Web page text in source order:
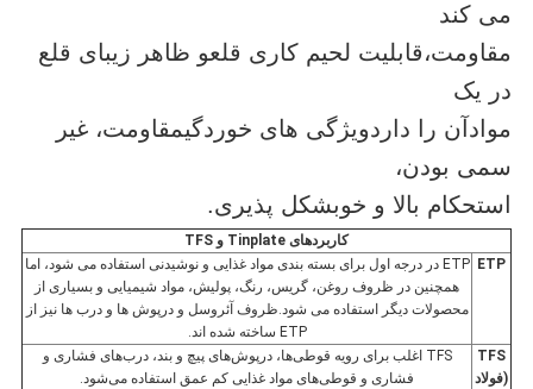
می کند
مقاومت،قابلیت لحیم کاری قلعو ظاهر زیبای قلع
در یک
موادآن را داردویژگی های خوردگیمقاومت، غیر
سمی بودن،
استحکام بالا و خوبشکل پذیری.
کاربردهای Tinplate و TFS
ETP
ETP در درجه اول برای بسته بندی مواد غذایی و نوشیدنی استفاده می شود، اما
همچنین در ظروف روغن، گریس، رنگ، پولیش، مواد شیمیایی و بسیاری از
محصولات دیگر استفاده می شود.ظروف آئروسل و درپوش ها و درب ها نیز از
ETP ساخته شده اند.
TFS
(فولاد
TFS اغلب برای رویه قوطی‌ها، درپوش‌های پیچ و بند، درب‌های فشاری و
فشاری و قوطی‌های مواد غذایی کم عمق استفاده می‌شود.